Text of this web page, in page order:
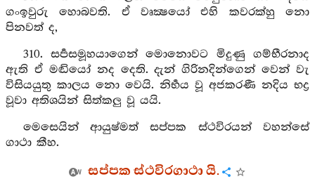
ගංඉවුරු හොබවති. ඒ වෘක්‍ෂයෝ එහි කවරක්හු නො
පිනවත් ද,
310. සර්‍පසමූහයාගෙන් මොනොවට මිදුණු ගම්භීරනාද
ඇති ඒ මඬියෝ නද දෙති. දැන් ගිරිනදින්ගෙන් වෙන් වැ
විසියයුතු කාලය නො වෙයි. නිර්‍භය වූ අජකරණී නදිය භද්‍ර
වූවා අතිශයින් සිත්කලු වූ යයි.
මෙසෙයින් ආයුෂ්මත් සප්පක ස්ථවිරයන් වහන්සේ
ගාථා කීහ.
සප්පක ස්ථවිරගාථා යි.